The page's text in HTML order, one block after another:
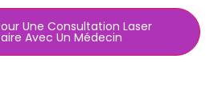
Une Consultation Laser
Avec Un Médecin